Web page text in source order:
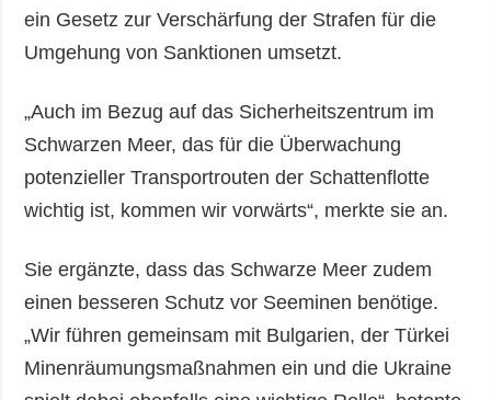
ein Gesetz zur Verschärfung der Strafen für die
Umgehung von Sanktionen umsetzt.
„Auch im Bezug auf das Sicherheitszentrum im
Schwarzen Meer, das für die Überwachung
potenzieller Transportrouten der Schattenflotte
wichtig ist, kommen wir vorwärts“, merkte sie an.
Sie ergänzte, dass das Schwarze Meer zudem
einen besseren Schutz vor Seeminen benötige.
„Wir führen gemeinsam mit Bulgarien, der Türkei
Minenräumungsmaßnahmen ein und die Ukraine